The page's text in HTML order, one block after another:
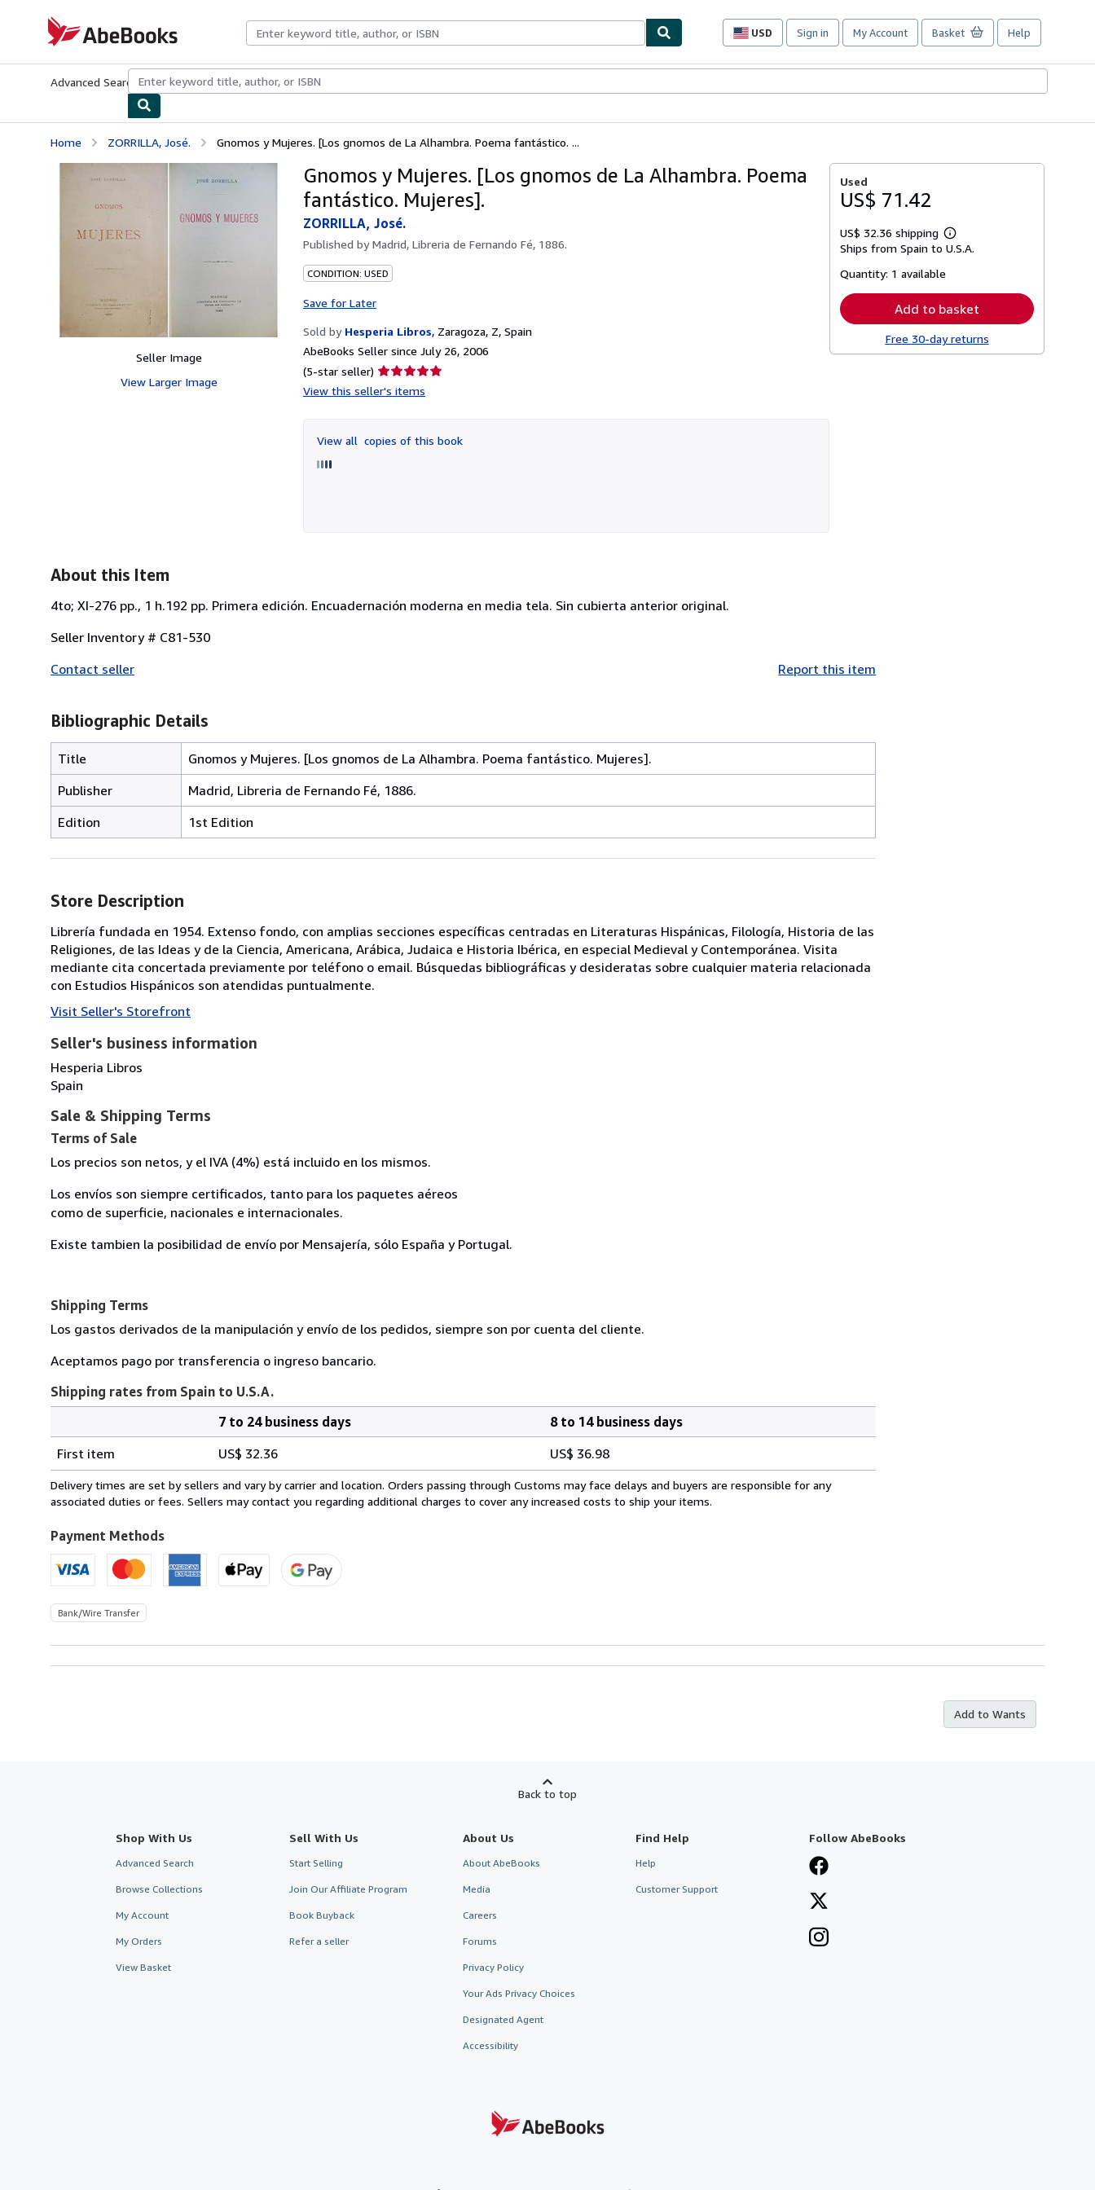
AbeBooks.com
USD
Site
preferences
Sign in My Account Basket Help
Advanced Search Browse CollectionsRare BooksArt & Collectibles
Home ZORRILLA, José. Gnomos y Mujeres. [Los gnomos de La Alhambra. Poema fantástico. ...
Seller Image
View Larger Image
Gnomos y Mujeres. [Los gnomos de La Alhambra. Poema
fantástico. Mujeres].
ZORRILLA, José.
Published byMadrid, Libreria de Fernando Fé, 1886.
CONDITION: USED
Save for Later
Sold by Hesperia Libros, Zaragoza, Z, Spain
AbeBooks Seller since July 26, 2006
(5-star seller) Seller
rating
of
5
View this seller's items
View all copies of this book
Used
US$ 71.42
US$ 32.36 shipping
Learn
more
Ships from Spain to U.S.A.
Quantity: 1 available
Add to basket
Free 30-day returns
About this Item
4to; XI-276 pp., 1 h.192 pp. Primera edición. Encuadernación moderna en media tela. Sin cubierta anterior original.
Seller Inventory # C81-530
Contact seller
Report this item
Bibliographic Details
Title
Gnomos y Mujeres. [Los gnomos de La Alhambra. Poema fantástico. Mujeres].
Publisher
Madrid, Libreria de Fernando Fé, 1886.
Edition
1st Edition
Store Description
Librería fundada en 1954. Extenso fondo, con amplias secciones específicas centradas en Literaturas Hispánicas, Filología, Historia de las
Religiones, de las Ideas y de la Ciencia, Americana, Arábica, Judaica e Historia Ibérica, en especial Medieval y Contemporánea. Visita
mediante cita concertada previamente por teléfono o email. Búsquedas bibliográficas y desideratas sobre cualquier materia relacionada
con Estudios Hispánicos son atendidas puntualmente.
Visit Seller's Storefront
Seller's business information
Hesperia Libros
Spain
Sale & Shipping Terms
Terms of Sale
Los precios son netos, y el IVA (4%) está incluido en los mismos.
Los envíos son siempre certificados, tanto para los paquetes aéreos
como de superficie, nacionales e internacionales.
Existe tambien la posibilidad de envío por Mensajería, sólo España y Portugal.
Shipping Terms
Los gastos derivados de la manipulación y envío de los pedidos, siempre son por cuenta del cliente.
Aceptamos pago por transferencia o ingreso bancario.
Shipping rates from Spain to U.S.A.
rates
from
Spain
U.S.A.
7 to 24 business days
8 to 14 business days
First item
US$ 32.36 US$ 36.98
Delivery times are set by sellers and vary by carrier and location. Orders passing through Customs may face delays and buyers are responsible for any
associated duties or fees. Sellers may contact you regarding additional charges to cover any increased costs to ship your items.
Payment Methods
Bank/Wire Transfer
Add to Wants
Back to top
Shop With Us
Advanced Search
Browse Collections
My Account
My Orders
View Basket
Sell With Us
Start Selling
Join Our Affiliate Program
Book Buyback
Refer a seller
About Us
About AbeBooks
Media
Careers
Forums
Privacy Policy
Your Ads Privacy Choices
Designated Agent
Accessibility
Find Help
Help
Customer Support
Follow AbeBooks